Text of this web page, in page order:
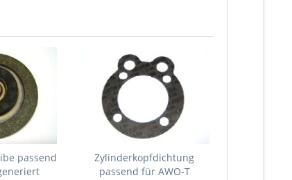
passend
Zylinderkopfdichtung
passend für AWO-T